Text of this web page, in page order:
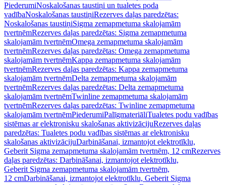
PiederumiNoskalošanas taustiņi un tualetes poda
vadībaNoskalošanas taustiņiRezerves daļas paredzētas:
Noskalošanas taustiņiSigma zemapmetuma skalojamām
tvertnēmRezerves daļas paredzētas: Sigma zemapmetuma
skalojamām tvertnēmOmega zemapmetuma skalojamām
tvertnēmRezerves daļas paredzētas: Omega zemapmetuma
skalojamām tvertnēmKappa zemapmetuma skalojamām
tvertnēmRezerves daļas paredzētas: Kappa zemapmetuma
skalojamām tvertnēmDelta zemapmetuma skalojamām
tvertnēmRezerves daļas paredzētas: Delta zemapmetuma
skalojamām tvertnēmTwinline zemapmetuma skalojamām
tvertnēmRezerves daļas paredzētas: Twinline zemapmetuma
skalojamām tvertnēmPiederumiPalīgmateriāliTualetes podu vadības
sistēmas ar elektronisku skalošanas aktivizācijuRezerves daļas
paredzētas: Tualetes podu vadības sistēmas ar elektronisku
skalošanas aktivizācijuDarbināšanai, izmantojot elektrotīklu,
Geberit Sigma zemapmetuma skalojamām tvertnēm, 12 cmRezerves
daļas paredzētas: Darbināšanai, izmantojot elektrotīklu,
Geberit Sigma zemapmetuma skalojamām tvertnēm,
12 cmDarbināšanai, izmantojot elektrotīklu, Geberit Sigma